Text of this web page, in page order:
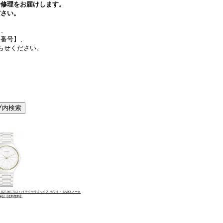
理をお届けします。
い。
号】、
ください。
ハイテクセラミックス ホワイト RADO メーカ
証【送料無料】